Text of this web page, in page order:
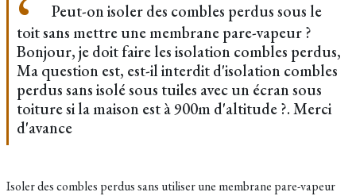
Peut-on isoler des combles perdus sous le
toit sans mettre une membrane pare-vapeur ?
Bonjour, je doit faire les isolation combles perdus,
Ma question est, est-il interdit d'isolation combles
perdus sans isolé sous tuiles avec un écran sous
toiture si la maison est à 900m d'altitude ?. Merci
d'avance
Isoler des combles perdus sans utiliser une membrane pare-vapeur